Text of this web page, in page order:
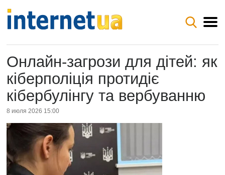
Онлайн-загрози для дітей: як
кіберполіція протидіє
кібербулінгу та вербуванню
8 июля 2026 15:00